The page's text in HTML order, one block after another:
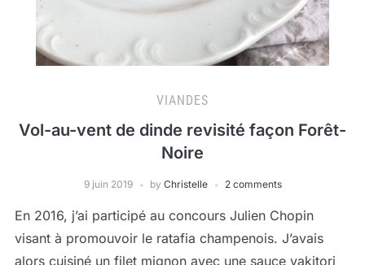
VIANDES
Vol-au-vent de dinde revisité façon Forêt-
Noire
9 juin 2019 by Christelle 2 comments
En 2016, j’ai participé au concours Julien Chopin
visant à promouvoir le ratafia champenois. J’avais
alors cuisiné un filet mignon avec une sauce yakitori